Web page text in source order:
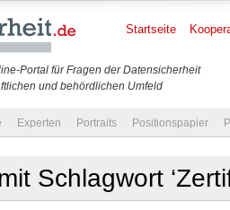
Portal für Fragen der Datensicherheit
und behördlichen Umfeld
Startseite
Experten Portraits Positionspapier
Schlagwort